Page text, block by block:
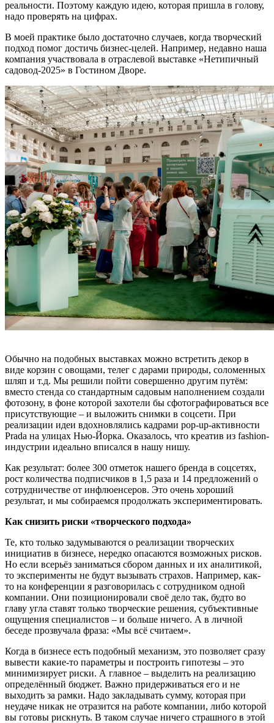
реальности. Поэтому каждую идею, которая пришла в голову,
надо проверять на цифрах.
В моей практике было достаточно случаев, когда творческий
подход помог достичь бизнес-целей. Например, недавно наша
компания участвовала в отраслевой выставке «Нетипичный
садовод-2025» в Гостином Дворе.
Обычно на подобных выставках можно встретить декор в
виде корзин с овощами, телег с дарами природы, соломенных
шляп и т.д. Мы решили пойти совершенно другим путём:
вместо стенда со стандартным садовым наполнением создали
фотозону, в фоне которой захотели бы сфотографироваться все
присутствующие – и выложить снимки в соцсети. При
реализации идеи вдохновлялись кадрами pop-up-активности
Prada на улицах Нью-Йорка. Оказалось, что креатив из fashion-
индустрии идеально вписался в нашу нишу.
Как результат: более 300 отметок нашего бренда в соцсетях,
рост количества подписчиков в 1,5 раза и 14 предложений о
сотрудничестве от инфлюенсеров. Это очень хороший
результат, и мы собираемся продолжать экспериментировать.
Как снизить риски «творческого подхода»
Те, кто только задумываются о реализации творческих
инициатив в бизнесе, нередко опасаются возможных рисков.
Но если всерьёз заниматься сбором данных и их аналитикой,
то эксперименты не будут вызывать страхов. Например, как-
то на конференции я разговорилась с сотрудником одной
компании. Они позиционировали своё дело так, будто во
главу угла ставят только творческие решения, субъективные
ощущения специалистов – и больше ничего. А в личной
беседе прозвучала фраза: «Мы всё считаем».
Когда в бизнесе есть подобный механизм, это позволяет сразу
вывести какие-то параметры и построить гипотезы – это
минимизирует риски. А главное – выделить на реализацию
определённый бюджет. Важно придерживаться его и не
выходить за рамки. Надо закладывать сумму, которая при
неудаче никак не отразится на работе компании, либо которой
вы готовы рискнуть. В таком случае ничего страшного в этой